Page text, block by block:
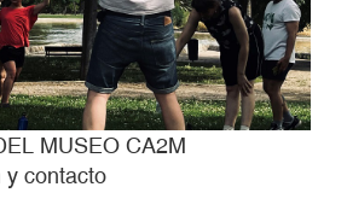
MUSEO CA2M
y contacto